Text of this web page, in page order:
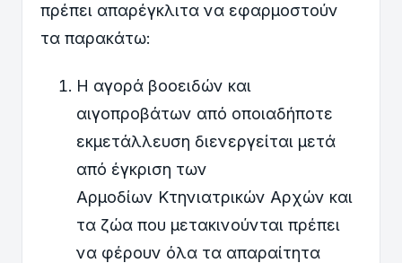
πρέπει απαρέγκλιτα να εφαρμοστούν
τα παρακάτω:
Η αγορά βοοειδών και
αιγοπροβάτων από οποιαδήποτε
εκμετάλλευση διενεργείται μετά
από έγκριση των
Αρμοδίων Κτηνιατρικών Αρχών και
τα ζώα που μετακινούνται πρέπει
να φέρουν όλα τα απαραίτητα